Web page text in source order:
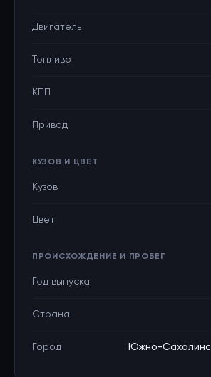
Двигатель
Топливо
КПП
Привод
КУЗОВ И ЦВЕТ
Кузов
Цвет
ПРОИСХОЖДЕНИЕ И ПРОБЕГ
Год выпуска
Страна
Город Южно-